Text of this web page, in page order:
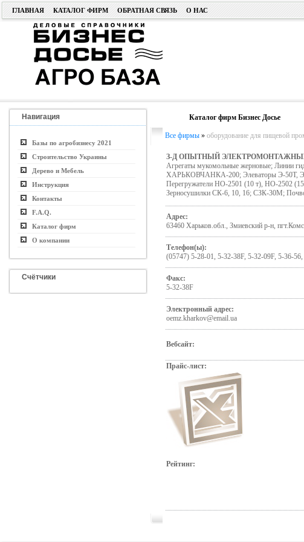
ГЛАВНАЯ КАТАЛОГ ФИРМ ОБРАТНАЯ СВЯЗЬ О НАС
Навигация
Базы по агробизнесу 2021
Строительство Украины
Дерево и Мебель
Инструкция
Контакты
F.A.Q.
Каталог фирм
О компании
Счётчики
Каталог фирм Бизнес Досье
Все фирмы» оборудование для пищевой
З-Д ОПЫТНЫЙ
Агрегаты мукомольные жерновые; Линии
ХАРЬКОВЧАНКА-200; Элеваторы Э-50Т, Э-
Перегружатели НО-2501 (10 т), НО-2502 (15
Зерносушилки СК-6, 10, 16; СЗК-30М;
Адрес:
63460 Харьков.обл., Змиевский р-н,
Телефон(ы):
(05747) 5-28-01, 5-32-38F, 5-32-09F, 5-36-
Факс:
5-32-38F
Электронный адрес:
oemz.kharkov@email.ua
Вебсайт:
Прайс-лист:
Рейтинг: